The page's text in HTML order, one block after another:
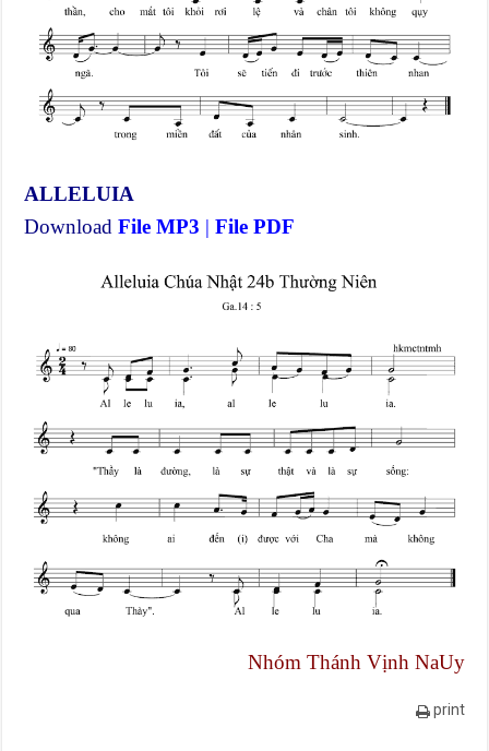
ALLELUIA
DownloadFile MP3 |File PDF
Nhóm Thánh Vịnh NaUy
print